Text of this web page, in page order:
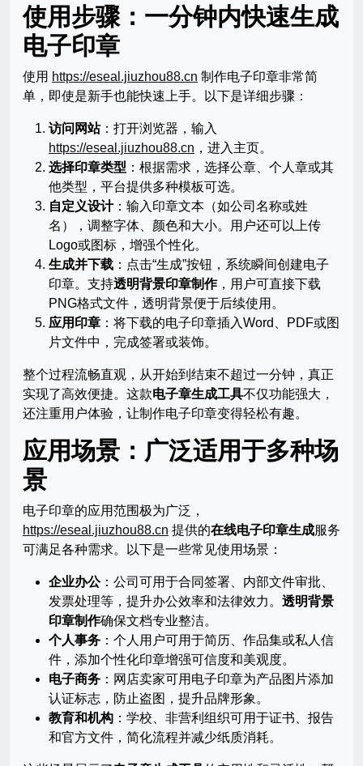
使用步骤：一分钟内快速生成
电子印章
使用 https://eseal.jiuzhou88.cn 制作电子印章非常简
单，即使是新手也能快速上手。以下是详细步骤：
访问网站：打开浏览器，输入
https://eseal.jiuzhou88.cn ，进入主页。
选择印章类型 ：根据需求，选择公章、个人章或其
他类型，平台提供多种模板可选。
自定义设计：输入印章文本（如公司名称或姓
名），调整字体、颜色和大小。用户还可以上传
Logo或图标，增强个性化。
生成并下载 ：点击“生成”按钮，系统瞬间创建电子
印章。支持透明背景印章制作，用户可直接下载
PNG格式文件，透明背景便于后续使用。
应用印章 ：将下载的电子印章插入Word、PDF或图
片文件中，完成签署或装饰。
整个过程流畅直观，从开始到结束不超过一分钟，真正
实现了高效便捷。这款电子章生成工具不仅功能强大，
还注重用户体验，让制作电子印章变得轻松有趣。
应用场景：广泛适用于多种场
景
电子印章的应用范围极为广泛，
https://eseal.jiuzhou88.cn 提供的在线电子印章生成服务
可满足各种需求。以下是一些常见使用场景：
企业办公：公司可用于合同签署、内部文件审批、
发票处理等，提升办公效率和法律效力。 透明背景
印章制作确保文档专业整洁。
个人事务 ：个人用户可用于简历、作品集或私人信
件，添加个性化印章增强可信度和美观度。
电子商务 ：网店卖家可用电子印章为产品图片添加
认证标志，防止盗图，提升品牌形象。
教育和机构 ：学校、非营利组织可用于证书、报告
和官方文件，简化流程并减少纸质消耗。